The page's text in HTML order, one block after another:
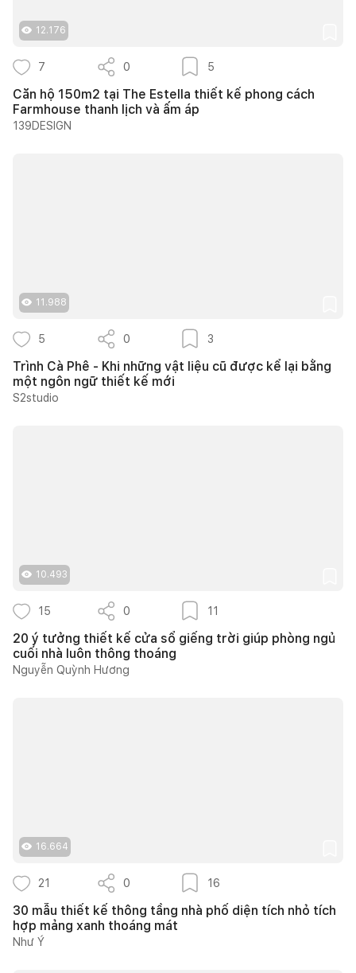
12.176
7 0 5
Căn hộ 150m2 tại The Estella thiết kế phong cách
Farmhouse thanh lịch và ấm áp
139DESIGN
11.988
5 0 3
Trình Cà Phê - Khi những vật liệu cũ được kể lại bằng
một ngôn ngữ thiết kế mới
S2studio
10.493
15 0 11
20 ý tưởng thiết kế cửa sổ giếng trời giúp phòng ngủ
cuối nhà luôn thông thoáng
Nguyễn Quỳnh Hương
16.664
21 0 16
30 mẫu thiết kế thông tầng nhà phố diện tích nhỏ tích
hợp mảng xanh thoáng mát
Như Ý